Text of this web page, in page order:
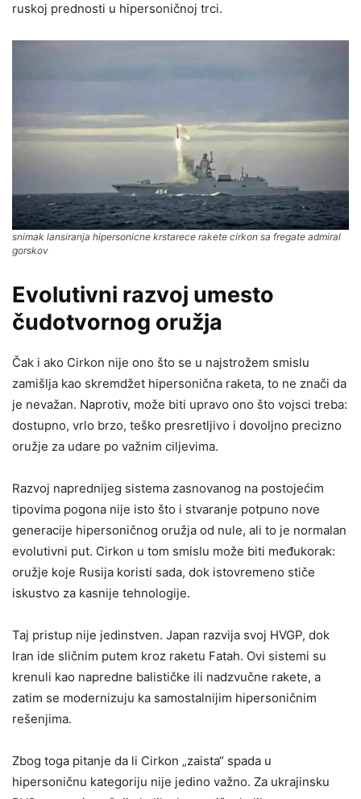
ruskoj prednosti u hipersoničnoj trci.
snimak lansiranja hipersonicne krstarece rakete cirkon sa fregate admiral
gorskov
Evolutivni razvoj umesto
čudotvornog oružja
Čak i ako Cirkon nije ono što se u najstrožem smislu
zamišlja kao skremdžet hipersonična raketa, to ne znači da
je nevažan. Naprotiv, može biti upravo ono što vojsci treba:
dostupno, vrlo brzo, teško presretljivo i dovoljno precizno
oružje za udare po važnim ciljevima.
Razvoj naprednijeg sistema zasnovanog na postojećim
tipovima pogona nije isto što i stvaranje potpuno nove
generacije hipersoničnog oružja od nule, ali to je normalan
evolutivni put. Cirkon u tom smislu može biti međukorak:
oružje koje Rusija koristi sada, dok istovremeno stiče
iskustvo za kasnije tehnologije.
Taj pristup nije jedinstven. Japan razvija svoj HVGP, dok
Iran ide sličnim putem kroz raketu Fatah. Ovi sistemi su
krenuli kao napredne balističke ili nadzvučne rakete, a
zatim se modernizuju ka samostalnijim hipersoničnim
rešenjima.
Zbog toga pitanje da li Cirkon „zaista“ spada u
hipersoničnu kategoriju nije jedino važno. Za ukrajinsku